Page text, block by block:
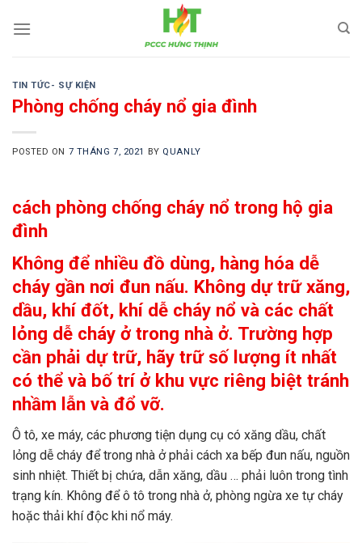
TIN TỨC- SỰ KIỆN
Phòng chống cháy nổ gia đình
POSTED ON 7 THÁNG 7, 2021 BY QUANLY
cách phòng chống cháy nổ trong hộ gia
đình
Không để nhiều đồ dùng, hàng hóa dễ
cháy gần nơi đun nấu. Không dự trữ xăng,
dầu, khí đốt, khí dễ cháy nổ và các chất
lỏng dễ cháy ở trong nhà ở. Trường hợp
cần phải dự trữ, hãy trữ số lượng ít nhất
có thể và bố trí ở khu vực riêng biệt tránh
nhầm lẫn và đổ vỡ.
Ô tô, xe máy, các phương tiện dụng cụ có xăng dầu, chất
lỏng dễ cháy để trong nhà ở phải cách xa bếp đun nấu, nguồn
sinh nhiệt. Thiết bị chứa, dẫn xăng, dầu … phải luôn trong tình
trạng kín. Không để ô tô trong nhà ở, phòng ngừa xe tự cháy
hoặc thải khí độc khi nổ máy.